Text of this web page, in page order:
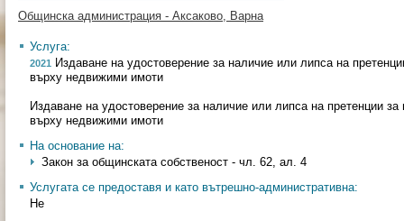
Общинска администрация - Аксаково, Варна
Услуга:
2021 Издаване на удостоверение за наличие или липса на
върху недвижими имоти
Издаване на удостоверение за наличие или липса на претенции за
върху недвижими имоти
На основание на:
Закон за общинската собственост - чл. 62, ал. 4
Услугата се предоставя и като вътрешно-административна:
Не